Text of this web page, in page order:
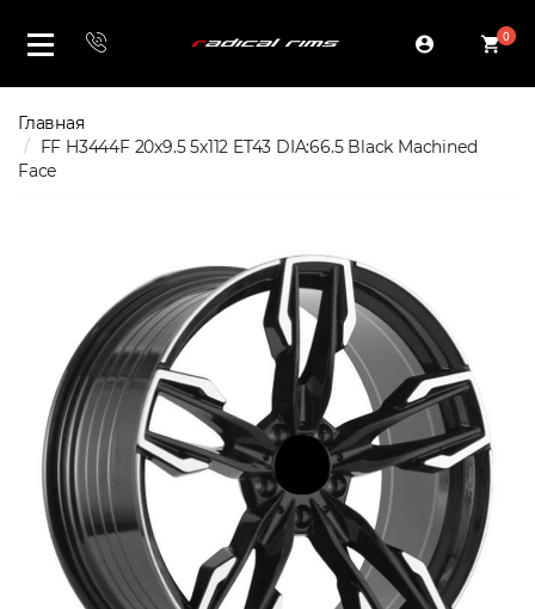
0
Главная
FF H3444F 20x9.5 5x112 ET43 DIA:66.5 Black Machined
Face